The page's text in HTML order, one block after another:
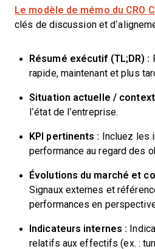
Le modèle de mémo du CRO
clés de discussion et
Résumé exécutif (TL;DR) :
rapide, maintenant et plus
Situation actuelle /
l’état de l’entreprise.
KPI pertinents : Incluez les
performance au regard des
Évolutions du marché et
Signaux externes et
performances en
Indicateurs internes :
relatifs aux effectifs (ex. :